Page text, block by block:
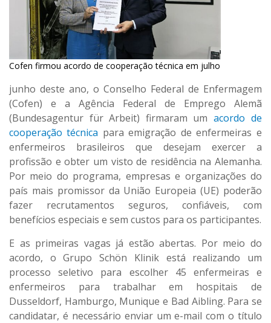
Cofen firmou acordo de cooperação técnica em julho
junho deste ano, o Conselho Federal de Enfermagem
(Cofen) e a Agência Federal de Emprego Alemã
(Bundesagentur für Arbeit) firmaram um acordo de
cooperação técnica para emigração de enfermeiras e
enfermeiros brasileiros que desejam exercer a
profissão e obter um visto de residência na Alemanha.
Por meio do programa, empresas e organizações do
país mais promissor da União Europeia (UE) poderão
fazer recrutamentos seguros, confiáveis, com
benefícios especiais e sem custos para os participantes.
E as primeiras vagas já estão abertas. Por meio do
acordo, o Grupo Schön Klinik está realizando um
processo seletivo para escolher 45 enfermeiras e
enfermeiros para trabalhar em hospitais de
Dusseldorf, Hamburgo, Munique e Bad Aibling. Para se
candidatar, é necessário enviar um e-mail com o título